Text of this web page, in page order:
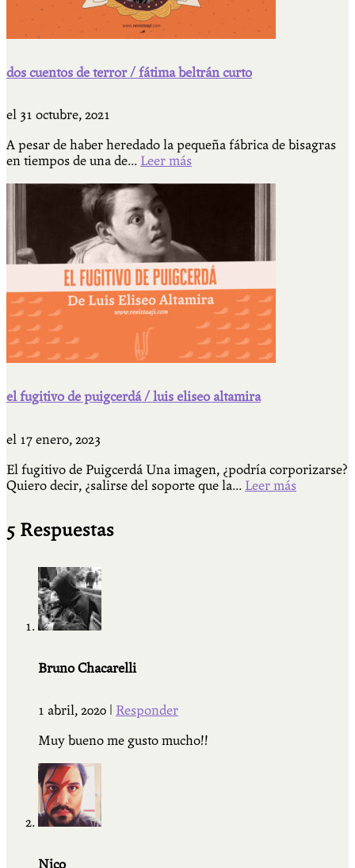
dos cuentos de terror / fátima beltrán curto
el 31 octubre, 2021
A pesar de haber heredado la pequeña fábrica de bisagras
en tiempos de una de... Leer más
el fugitivo de puigcerdá / luis eliseo altamira
el 17 enero, 2023
El fugitivo de Puigcerdá Una imagen, ¿podría corporizarse?
Quiero decir, ¿salirse del soporte que la... Leer más
5 Respuestas
Bruno Chacarelli
1 abril, 2020
Responder
Muy bueno me gusto mucho!!
Nico